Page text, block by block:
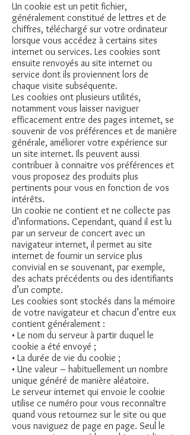
Un cookie est un petit fichier,
généralement constitué de lettres et de
chiffres, téléchargé sur votre ordinateur
lorsque vous accédez à certains sites
internet ou services. Les cookies sont
ensuite renvoyés au site internet ou
service dont ils proviennent lors de
chaque visite subséquente.
Les cookies ont plusieurs utilités,
notamment vous laisser naviguer
efficacement entre des pages internet, se
souvenir de vos préférences et de manière
générale, améliorer votre expérience sur
un site internet. Ils peuvent aussi
contribuer à connaitre vos préférences et
vous proposez des produits plus
pertinents pour vous en fonction de vos
intérêts.
Un cookie ne contient et ne collecte pas
d’informations. Cependant, quand il est lu
par un serveur de concert avec un
navigateur internet, il permet au site
internet de fournir un service plus
convivial en se souvenant, par exemple,
des achats précédents ou des identifiants
d’un compte.
Les cookies sont stockés dans la mémoire
de votre navigateur et chacun d’entre eux
contient généralement :
• Le nom du serveur à partir duquel le
cookie a été envoyé ;
• La durée de vie du cookie ;
• Une valeur – habituellement un nombre
unique généré de manière aléatoire.
Le serveur internet qui envoie le cookie
utilise ce numéro pour vous reconnaître
quand vous retournez sur le site ou que
vous naviguez de page en page. Seul le